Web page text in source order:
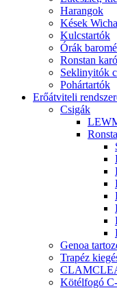
Harangok
Kések
Kulcstartók
Órák
Ronstan
Seklinyitók
Pohártartók
Erőátviteli
Csigák
Genoa
Trapéz
Kötélfogó